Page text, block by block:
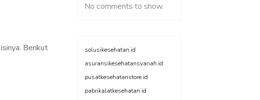
Berikut
No comments to show.
solusikesehatan.id
asuransikesehatansyariah.id
pusatkesehatanstore.id
pabrikalatkesehatan.id